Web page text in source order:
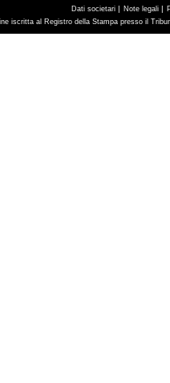
Dati societari | Note legali |
iscritta al Registro della Stampa presso il